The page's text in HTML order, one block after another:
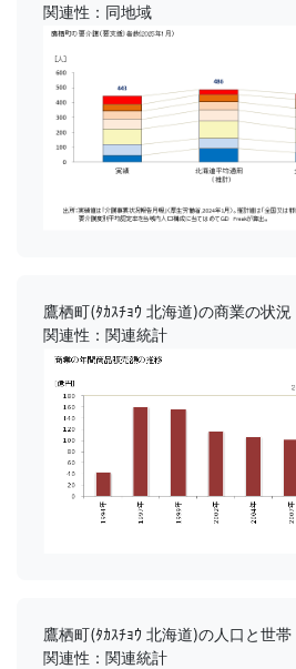
関連性：同地域
鷹栖町(ﾀｶｽﾁｮｳ 北海道)の商業の状況
関連性：関連統計
鷹栖町(ﾀｶｽﾁｮｳ 北海道)の人口と世帯
関連性：関連統計